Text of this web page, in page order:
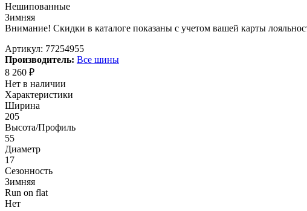
Нешипованные
Зимняя
Внимание! Скидки в каталоге показаны с учетом вашей карты
Артикул: 77254955
Производитель: Все шины
8 260 ₽
Нет в наличии
Характеристики
Ширина
205
Высота/Профиль
55
Диаметр
17
Сезонность
Зимняя
Run on flat
Нет